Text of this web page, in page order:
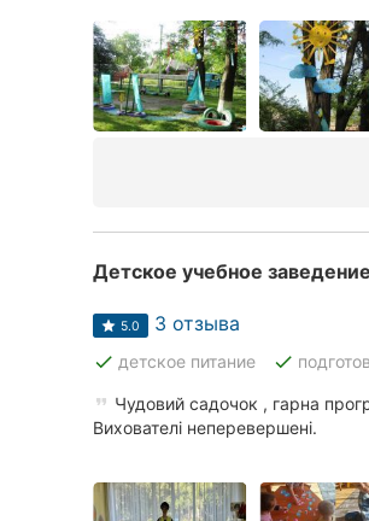
Детское учебное
5.0 3 отзыва
done детское питание done
Чудовий садочок , гарна
Вихователі неперевершені.